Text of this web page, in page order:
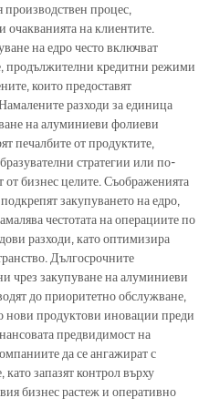
производствен процес,
на клиентите.
на едро често включват
продължителни кредитни режими
които предоставят
разходи за единица
на алуминиеви фолиеви
печалбите от продуктите,
стратегии или по-
от бизнес целите. Съображенията
закупуването на едро,
честотата на операциите по
разходи, като оптимизира
Дългосрочните
чрез закупуване на алуминиеви
до приоритетно обслужване,
нови продуктови иновации преди
предвидимост на
да се ангажират с
запазят контрол върху
бизнес растеж и оперативно